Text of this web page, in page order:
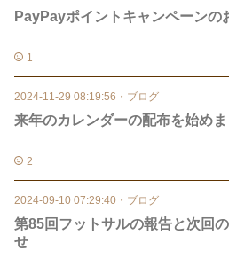
PayPayポイントキャンペーンの
1
2024-11-29 08:19:56 ・ ブログ
来年のカレンダーの配布を始め
2
2024-09-10 07:29:40 ・ ブログ
第85回フットサルの報告と次回
せ